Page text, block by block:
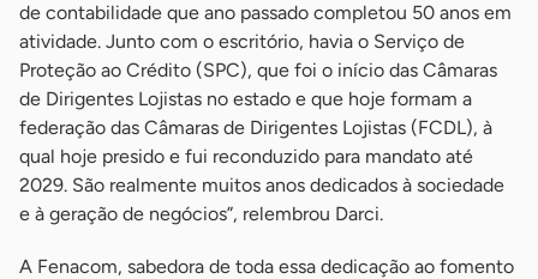
de contabilidade que ano passado completou 50 anos em
atividade. Junto com o escritório, havia o Serviço de
Proteção ao Crédito (SPC), que foi o início das Câmaras
de Dirigentes Lojistas no estado e que hoje formam a
federação das Câmaras de Dirigentes Lojistas (FCDL), à
qual hoje presido e fui reconduzido para mandato até
2029. São realmente muitos anos dedicados à sociedade
e à geração de negócios”, relembrou Darci.
A Fenacom, sabedora de toda essa dedicação ao fomento